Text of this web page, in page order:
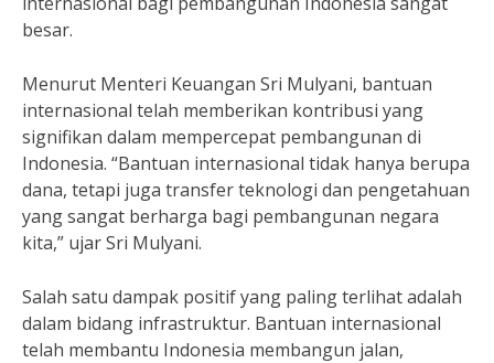
besar.
Menurut Menteri Keuangan Sri Mulyani, bantuan
internasional telah memberikan kontribusi yang
signifikan dalam mempercepat pembangunan di
Indonesia. “Bantuan internasional tidak hanya berupa
dana, tetapi juga transfer teknologi dan pengetahuan
yang sangat berharga bagi pembangunan negara
kita,” ujar Sri Mulyani.
Salah satu dampak positif yang paling terlihat adalah
dalam bidang infrastruktur. Bantuan internasional
telah membantu Indonesia membangun jalan,